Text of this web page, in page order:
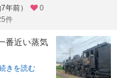
年前）
0
件
番近い蒸気
きを読む